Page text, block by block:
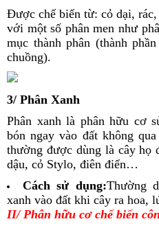
Được chế biến từ: cỏ dại,
với một số phân men như
mục thành phân (thành
chuồng).
3/ Phân Xanh
Phân xanh là phân hữu cơ
bón ngay vào đất không
thường được dùng là cây họ
dậu, cỏ Stylo, điên điển…
Cách sử dụng:Thường
xanh vào đất khi cây ra hoa,
II/ Phân hữu cơ chế biến